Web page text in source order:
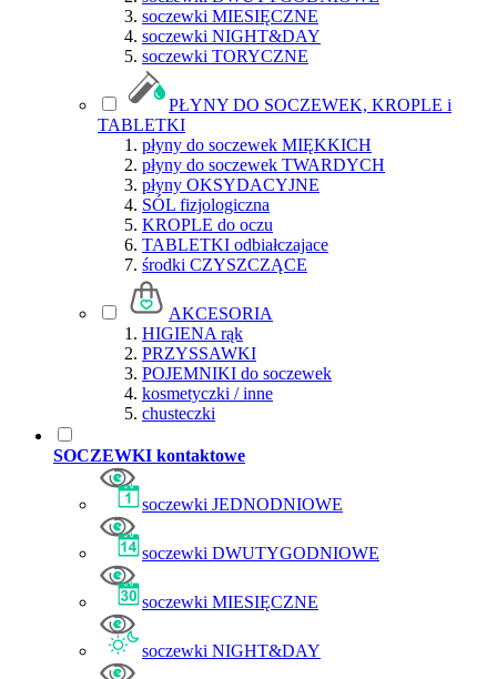
soczewki MIESIĘCZNE
soczewki NIGHT&DAY
soczewki TORYCZNE
PŁYNY DO SOCZEWEK, KROPLE i
TABLETKI
płyny do soczewek MIĘKKICH
płyny do soczewek TWARDYCH
płyny OKSYDACYJNE
SÓL fizjologiczna
KROPLE do oczu
TABLETKI odbiałczajace
środki CZYSZCZĄCE
AKCESORIA
HIGIENA rąk
PRZYSSAWKI
POJEMNIKI do soczewek
kosmetyczki / inne
chusteczki
SOCZEWKI kontaktowe
soczewki JEDNODNIOWE
soczewki DWUTYGODNIOWE
soczewki MIESIĘCZNE
soczewki NIGHT&DAY